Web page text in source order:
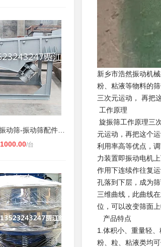
1000.00/台
新乡市浩然振动机
粉、粘液等物料的
三次元运动，
工
旋振筛工作原理三
元运动，再把这个
利用率高等优点，
力装置即振动电机
作用下连续作往复
孔落到下层，成为
三维曲线，此曲线
位，可以改
产
1.体积小、重量
粉、粒